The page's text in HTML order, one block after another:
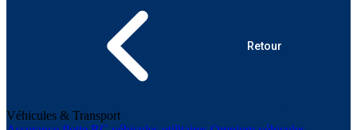
Retour
Véhicules & Transport